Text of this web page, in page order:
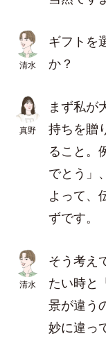
清水
ギフトを
か？
真野
まず私が
持ちを贈
ること。
でとう」
よって、
ずです。
清水
そう考え
たい時と
景が違う
妙に違っ